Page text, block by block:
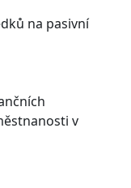
na pasivní
v